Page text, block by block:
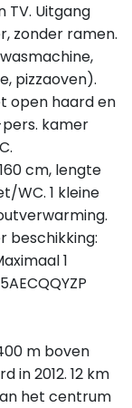
TV. Uitgang
zonder ramen.
pizzaoven).
open haard en
kamer
cm, lengte
WC. 1 kleine
beschikking:
1
m boven
in 2012. 12 km
het centrum